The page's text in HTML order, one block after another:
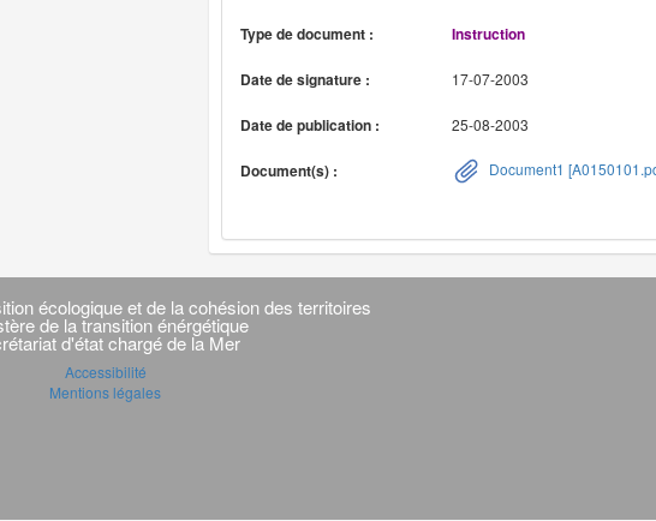
Type de document : Instruction
Date de signature : 17-07-2003
Date de publication : 25-08-2003
Document(s) : Document1
écologique et de la cohésion des territoires
de la transition énérgétique
d'état chargé de la Mer
Accessibilité
Mentions légales